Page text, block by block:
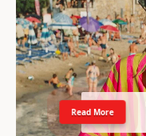
Read More